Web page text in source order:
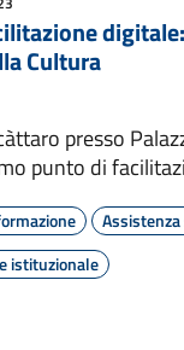
Cultura
presso
punto di
istituzionale